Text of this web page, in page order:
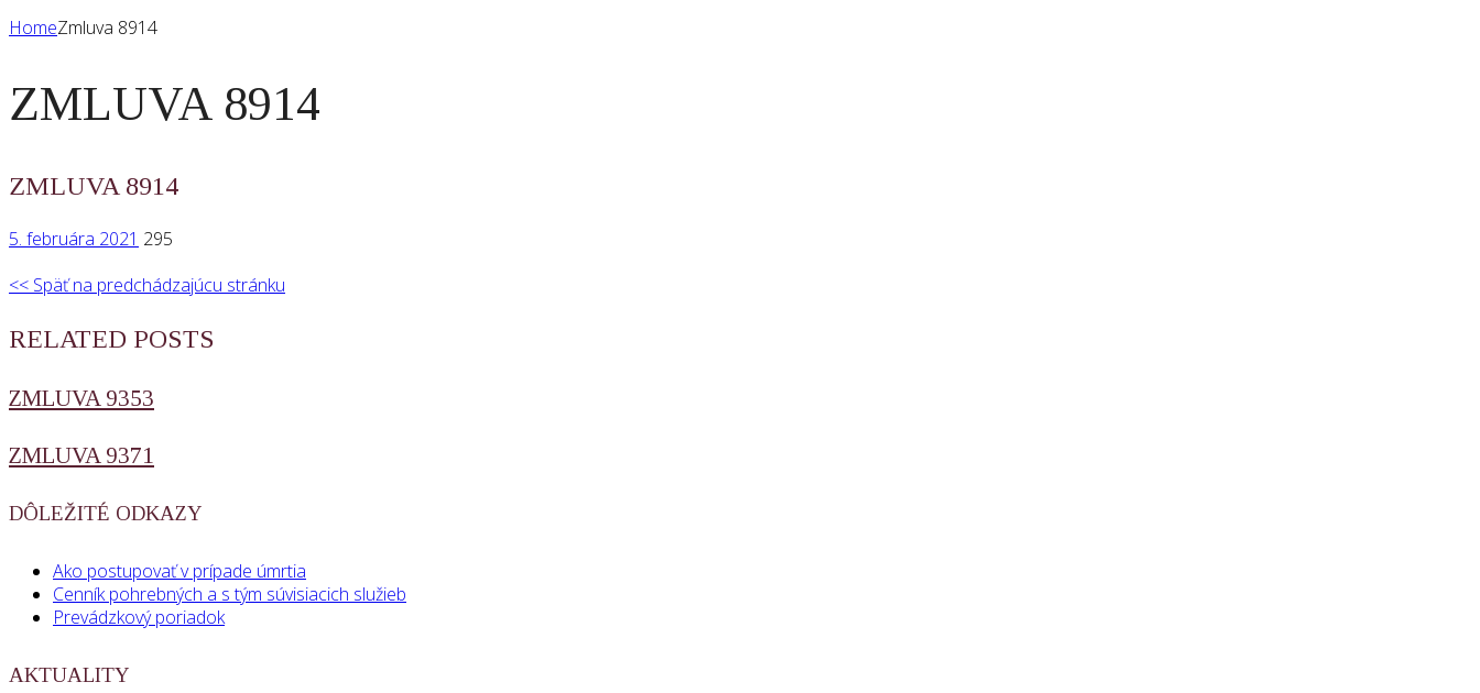
HomeZmluva 8914
ZMLUVA 8914
ZMLUVA 8914
5. februára 2021 295
<< Späť na predchádzajúcu stránku
RELATED POSTS
ZMLUVA 9353
ZMLUVA 9371
DÔLEŽITÉ ODKAZY
Ako postupovať v prípade úmrtia
Cenník pohrebných a s tým súvisiacich služieb
Prevádzkový poriadok
AKTUALITY